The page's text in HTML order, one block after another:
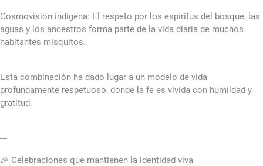
Cosmovisión indígena: El respeto por los espíritus del bosque, las
aguas y los ancestros forma parte de la vida diaria de muchos
habitantes misquitos.
Esta combinación ha dado lugar a un modelo de vida
profundamente respetuoso, donde la fe es vivida con humildad y
gratitud.
---
🎉 Celebraciones que mantienen la identidad viva